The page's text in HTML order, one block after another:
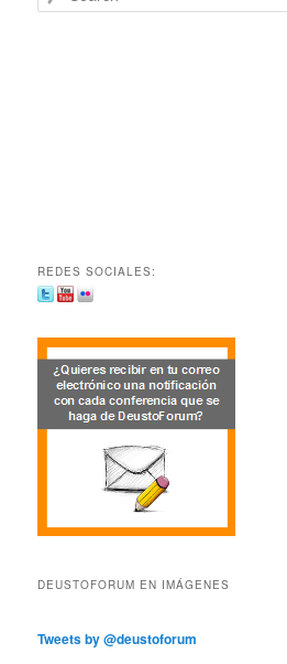
REDES SOCIALES:
DEUSTOFORUM EN IMÁGENES
Tweets by @deustoforum